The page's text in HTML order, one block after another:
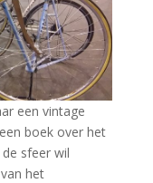
een vintage
boek over het
sfeer wil
het